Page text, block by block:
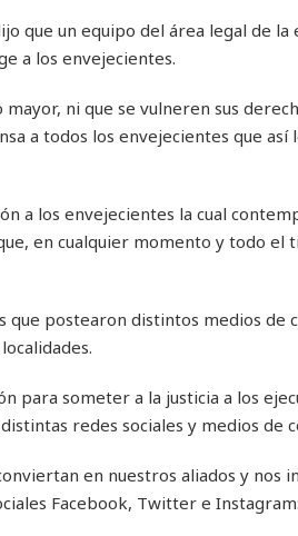
que un equipo del área legal de
a los envejecientes.
ni que se vulneren sus
a todos los envejecientes que así
a los envejecientes la cual
en cualquier momento y todo
que postearon distintos medios de
para someter a la justicia a los
redes sociales y medios de
en nuestros aliados y nos
Facebook, Twitter e